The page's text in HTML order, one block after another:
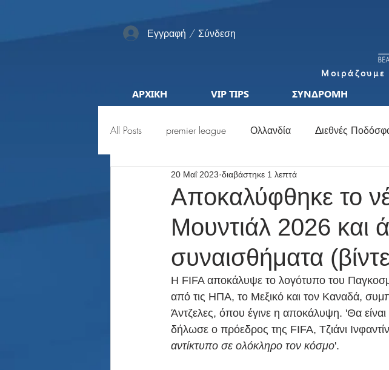
Εγγραφή / Σύνδεση
ΑΡΧΙΚΗ VIP TIPS ΣΥΝΔΡΟΜΗ
All Posts premier league Ολλανδία Διεθνές
Pro League MLS
Προκριματικά Euro Μέσσι Μουντιάλ
Παρασκήνιο Κριστιάνο Ρονάλντο Κόνφερενς
Αποκαλύφθηκε το
Μουντιάλ 2026 και
συναισθήματα
20 Μαΐ 2023 διαβάστηκε 1 λεπτά
Η FIFA αποκάλυψε το λογότυπο του
από τις ΗΠΑ, το Μεξικό και τον Καναδά,
Άντζελες, όπου έγινε η αποκάλυψη. 'Θα
δήλωσε ο πρόεδρος της FIFA, Τζιάνι
αντίκτυπο σε ολόκληρο τον κόσμο'.